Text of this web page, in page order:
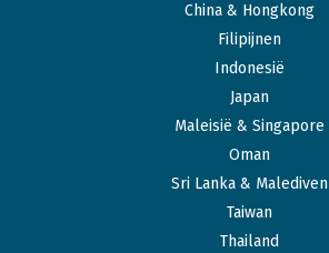
China & Hongkong
Filipijnen
Indonesië
Japan
Maleisië & Singapore
Oman
Sri Lanka & Malediven
Taiwan
Thailand